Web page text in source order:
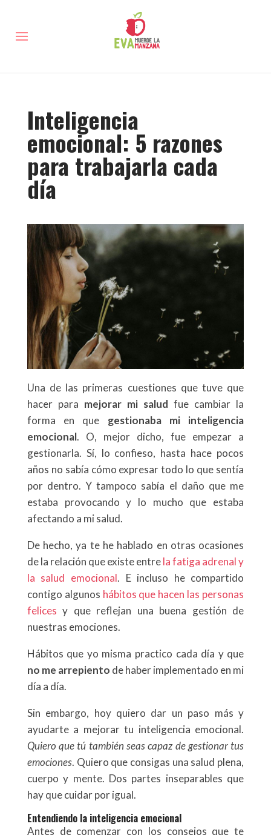
Inteligencia
emocional: 5 razones
para trabajarla cada
día
Una de las primeras cuestiones que tuve que
hacer para mejorar mi salud fue cambiar la
forma en que gestionaba mi inteligencia
emocional. O, mejor dicho, fue empezar a
gestionarla. Sí, lo confieso, hasta hace pocos
años no sabía cómo expresar todo lo que sentía
por dentro. Y tampoco sabía el daño que me
estaba provocando y lo mucho que estaba
afectando a mi salud.
De hecho, ya te he hablado en otras ocasiones
de la relación que existe entrela fatiga adrenal y
la salud emocional. E incluso he compartido
contigo algunos hábitos que hacen las personas
felices y que reflejan una buena gestión de
nuestras emociones.
Hábitos que yo misma practico cada día y que
no me arrepiento de haber implementado en mi
día a día.
Sin embargo, hoy quiero dar un paso más y
ayudarte a mejorar tu inteligencia emocional.
Quiero que tú también seas capaz de gestionar tus
emociones. Quiero que consigas una salud plena,
cuerpo y mente. Dos partes inseparables que
hay que cuidar por igual.
Entendiendo la inteligencia emocional
Antes de comenzar con los consejos que te